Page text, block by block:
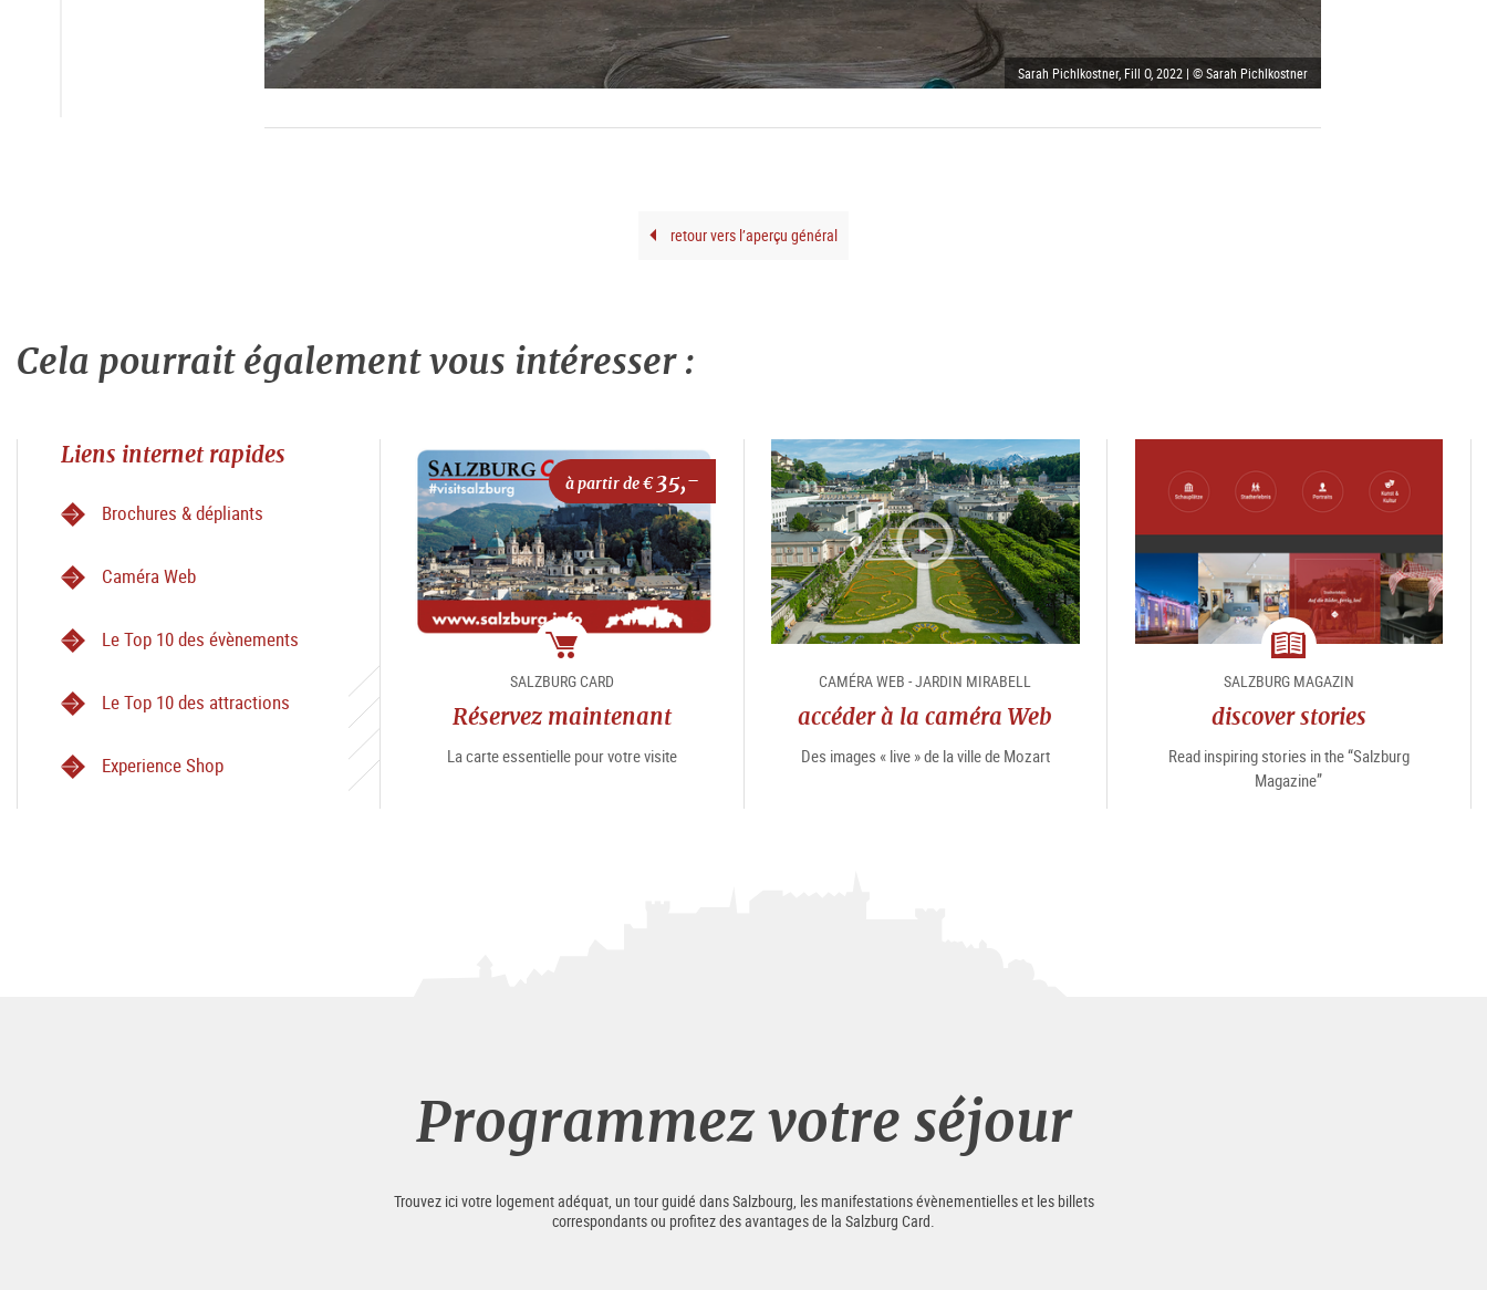
Sarah Pichlkostner, Fill O, 2022 | © Sarah Pichlkostner
retour vers l’aperçu général
Cela pourrait également vous intéresser :
Liens internet rapides
Brochures & dépliants
Caméra Web
Le Top 10 des évènements
Le Top 10 des attractions
Experience Shop
à partir de €35,-
Package
SALZBURG CARD
Réservez maintenant
La carte essentielle pour votre visite
CAMÉRA WEB - JARDIN MIRABELL
accéder à la caméra Web
Des images « live » de la ville de Mozart
magazine
SALZBURG MAGAZIN
discover stories
Read inspiring stories in the “Salzburg
Magazine”
Programmez votre séjour
Trouvez ici votre logement adéquat, un tour guidé dans Salzbourg, les manifestations évènementielles et les billets
correspondants ou profitez des avantages de la Salzburg Card.